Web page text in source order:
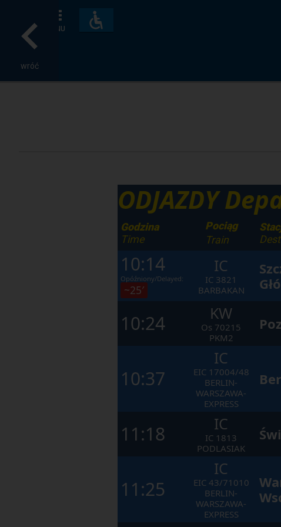
wróć
MENU
Dostępność
i
ODJAZDY
Godzina
Time
Pociąg
Train
10:14
Opóźniony/Delayed:
~25′
IC
IC 3821
BARBAKAN
10:24
KW
Os 70215
PKM2
10:37
IC
EIC 17004/48
BERLIN-
WARSZAWA-
EXPRESS
11:18 IC
IC 1813
PODLASIAK
11:25
IC
EIC 43/71010
BERLIN-
WARSZAWA-
EXPRESS